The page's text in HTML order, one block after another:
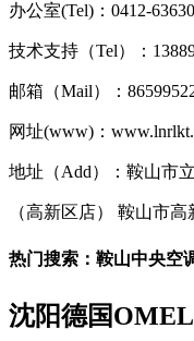
办公室(Tel)：0412-
技术支持（Tel）：
邮箱（Mail）：
网址(www)：
地址（Add）：鞍山市
（高新区店） 鞍山市
热门搜索：鞍山中央空
沈阳德国